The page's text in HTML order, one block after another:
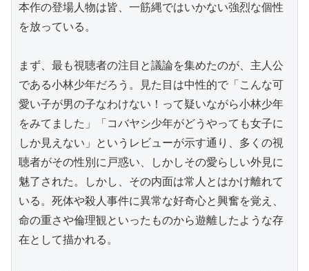
本作の登場人物は皆、一筋縄ではいかない強烈な個性
を放っている。
まず、最も視聴者の注目と議論を集めたのが、主人公
である小林少年だろう。見た目は中性的で「こんな可
愛い子が男の子なわけない！って疑いながら小林少年
をみてました」「コバヤシ少年がどうやっても女子に
しか見えない」というレビューが示す通り、多くの視
聴者がその性別に戸惑い、しかしその愛らしい外見に
魅了された。しかし、その内面は常人とはかけ離れて
いる。死体や殺人事件に異常な好奇心と興奮を覚え、
命の重さや倫理観といったものから遊離したような存
在として描かれる。